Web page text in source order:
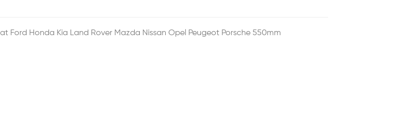
Ford Honda Kia Land Rover Mazda Nissan Opel Peugeot Porsche 550mm